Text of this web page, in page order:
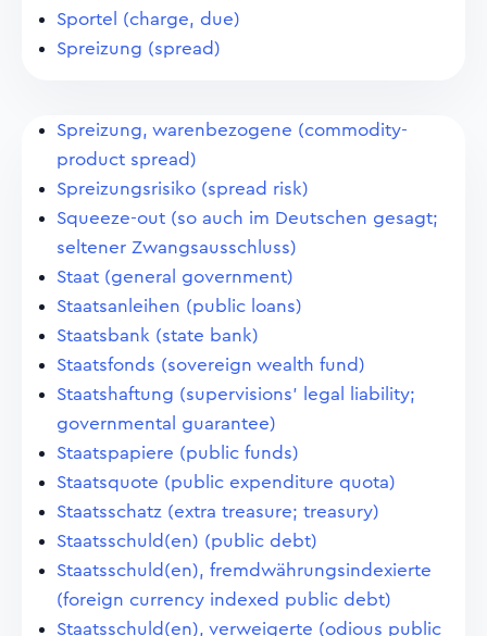
Sportel (charge, due)
Spreizung (spread)
Spreizung, warenbezogene (commodity-
product spread)
Spreizungsrisiko (spread risk)
Squeeze-out (so auch im Deutschen gesagt;
seltener Zwangsausschluss)
Staat (general government)
Staatsanleihen (public loans)
Staatsbank (state bank)
Staatsfonds (sovereign wealth fund)
Staatshaftung (supervisions' legal liability;
governmental guarantee)
Staatspapiere (public funds)
Staatsquote (public expenditure quota)
Staatsschatz (extra treasure; treasury)
Staatsschuld(en) (public debt)
Staatsschuld(en), fremdwährungsindexierte
(foreign currency indexed public debt)
Staatsschuld(en), verweigerte (odious public